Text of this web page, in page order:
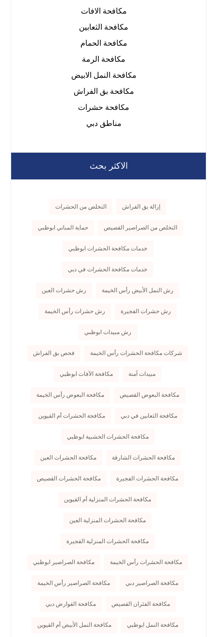
مكافحة الافات
مكافحة الثعابين
مكافحة الحمام
مكافحة الرمة
مكافحة النمل الابيض
مكافحة بق الفراش
مكافحة حشرات
مناطق دبي
الاكثر بحث
إزالة بق الفراش التخلص من الحشرات
التخلص من الصراصير القصيص حماية المباني ابوظبي
خدمات مكافحة الحشرات ابوظبي
خدمات مكافحة الحشرات في دبي
رش النمل الأبيض رأس الخيمة رش حشرات العين
رش حشرات الفجيرة رش حشرات رأس الخيمة
رش مبيدات ابوظبي
شركات مكافحة الحشرات رأس الخيمة فحص بق الفراش
مبيدات آمنة مكافحة الآفات ابوظبي
مكافحة البعوض القصيص مكافحة البعوض رأس الخيمة
مكافحة الثعابين في دبي مكافحة الحشرات أم القيوين
مكافحة الحشرات الخشبية ابوظبي
مكافحة الحشرات الشارقة مكافحة الحشرات العين
مكافحة الحشرات الفجيرة مكافحة الحشرات القصيص
مكافحة الحشرات المنزلية أم القيوين
مكافحة الحشرات المنزلية العين
مكافحة الحشرات المنزلية الفجيرة
مكافحة الحشرات رأس الخيمة مكافحة الصراصير ابوظبي
مكافحة الصراصير دبي مكافحة الصراصير رأس الخيمة
مكافحة الفئران القصيص مكافحة القوارض دبي
مكافحة النمل ابوظبي مكافحة النمل الأبيض أم القيوين